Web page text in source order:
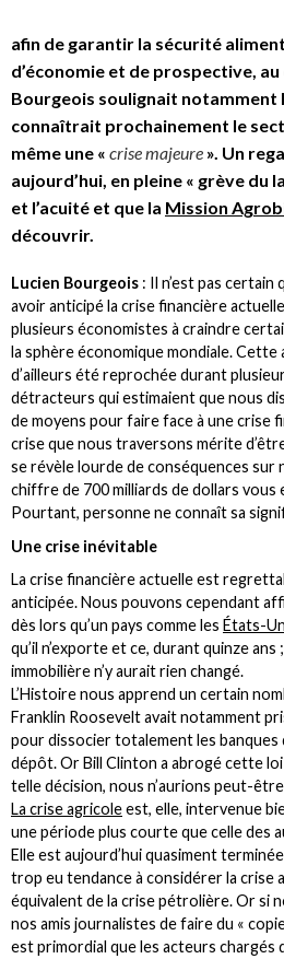
afin de garantir la sécurité
d’économie et de prospective,
Bourgeois soulignait notamment
connaîtrait prochainement le
même une « crise majeure ». Un
aujourd’hui, en pleine « grève du
et l’acuité et que la Mission
découvrir.
Lucien Bourgeois : Il n’est pas
avoir anticipé la crise financière
plusieurs économistes à craindre
la sphère économique mondiale.
d’ailleurs été reprochée durant
détracteurs qui estimaient que nous
de moyens pour faire face à une crise
crise que nous traversons mérite
se révèle lourde de conséquences sur
chiffre de 700 milliards de dollars vous
Pourtant, personne ne connaît sa
Une crise inévitable
La crise financière actuelle est
anticipée. Nous pouvons cependant
dès lors qu’un pays comme les États-
qu’il n’exporte et ce, durant quinze ans
immobilière n’y aurait rien changé.
L’Histoire nous apprend un certain
Franklin Roosevelt avait notamment
pour dissocier totalement les banques
dépôt. Or Bill Clinton a abrogé cette loi
telle décision, nous n’aurions peut-
La crise agricoleest, elle, intervenue
une période plus courte que celle des
Elle est aujourd’hui quasiment
trop eu tendance à considérer la crise
équivalent de la crise pétrolière. Or si
nos amis journalistes de faire du «
est primordial que les acteurs chargés